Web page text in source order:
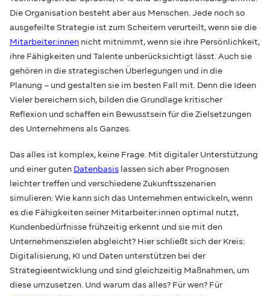
Die Organisation besteht aber aus Menschen. Jede noch so
ausgefeilte Strategie ist zum Scheitern verurteilt, wenn sie die
Mitarbeiter:innen nicht mitnimmt, wenn sie ihre Persönlichkeit,
ihre Fähigkeiten und Talente unberücksichtigt lässt. Auch sie
gehören in die strategischen Überlegungen und in die
Planung – und gestalten sie im besten Fall mit. Denn die Ideen
Vieler bereichern sich, bilden die Grundlage kritischer
Reflexion und schaffen ein Bewusstsein für die Zielsetzungen
des Unternehmens als Ganzes.
Das alles ist komplex, keine Frage. Mit digitaler Unterstützung
und einer guten Datenbasis lassen sich aber Prognosen
leichter treffen und verschiedene Zukunftsszenarien
simulieren: Wie kann sich das Unternehmen entwickeln, wenn
es die Fähigkeiten seiner Mitarbeiter:innen optimal nutzt,
Kundenbedürfnisse frühzeitig erkennt und sie mit den
Unternehmenszielen abgleicht? Hier schließt sich der Kreis:
Digitalisierung, KI und Daten unterstützen bei der
Strategieentwicklung und sind gleichzeitig Maßnahmen, um
diese umzusetzen. Und warum das alles? Für wen? Für